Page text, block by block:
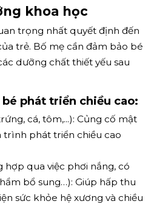
khoa học
trọng nhất quyết định đến
trẻ. Bố mẹ cần đảm bảo bé
dưỡng chất thiết yếu sau
bé phát triển chiều cao:
cá, tôm,...): Củng cố mật
trình phát triển chiều cao
hợp qua việc phơi nắng, có
bổ sung…): Giúp hấp thu
sức khỏe hệ xương và chiều